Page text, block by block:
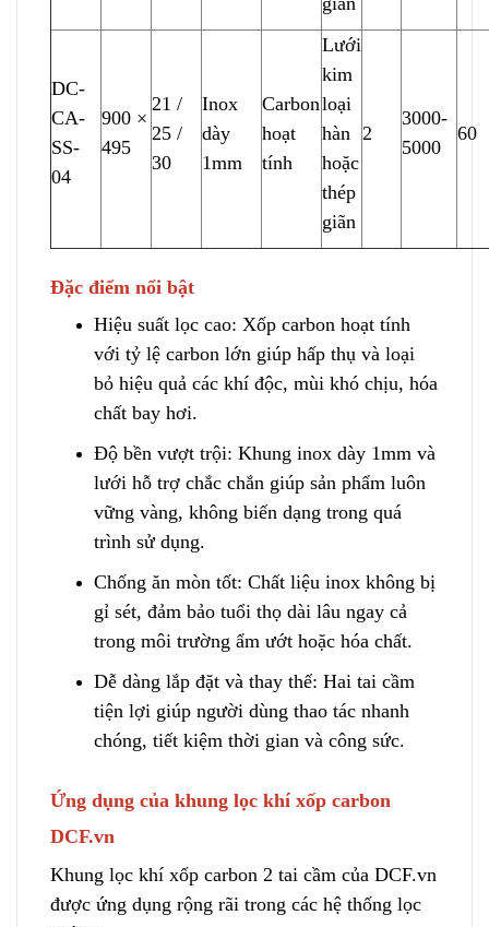
DC-
CA-
SS-
04
900 ×
495
21 /
25 /
30
Inox
dày
1mm
Carbon
hoạt
tính
Lưới
kim
loại
hàn
hoặc
thép
giãn
2
3000-
5000
60
Đặc điểm nổi bật
Hiệu suất lọc cao: Xốp carbon hoạt tính
với tỷ lệ carbon lớn giúp hấp thụ và loại
bỏ hiệu quả các khí độc, mùi khó chịu, hóa
chất bay hơi.
Độ bền vượt trội: Khung inox dày 1mm và
lưới hỗ trợ chắc chắn giúp sản phẩm luôn
vững vàng, không biến dạng trong quá
trình sử dụng.
Chống ăn mòn tốt: Chất liệu inox không bị
gỉ sét, đảm bảo tuổi thọ dài lâu ngay cả
trong môi trường ẩm ướt hoặc hóa chất.
Dễ dàng lắp đặt và thay thế: Hai tai cầm
tiện lợi giúp người dùng thao tác nhanh
chóng, tiết kiệm thời gian và công sức.
Ứng dụng của khung lọc khí xốp carbon
DCF.vn
Khung lọc khí xốp carbon 2 tai cầm của DCF.vn
được ứng dụng rộng rãi trong các hệ thống lọc